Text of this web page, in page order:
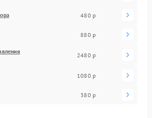
480 р
880 р
2480 р
1080 р
380 р